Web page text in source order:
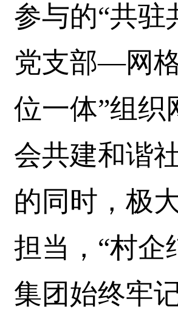
参与的“共驻
党支部—网
位一体”组织
会共建和谐
的同时，极
担当，“村企
集团始终牢